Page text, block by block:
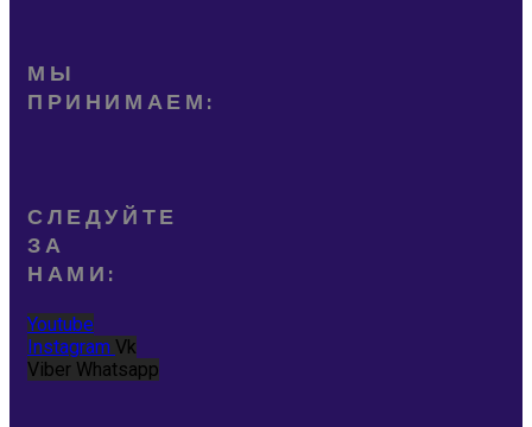
МЫ
ПРИНИМАЕМ:
СЛЕДУЙТЕ
ЗА
НАМИ:
Youtube
Instagram Vk
Viber Whatsapp